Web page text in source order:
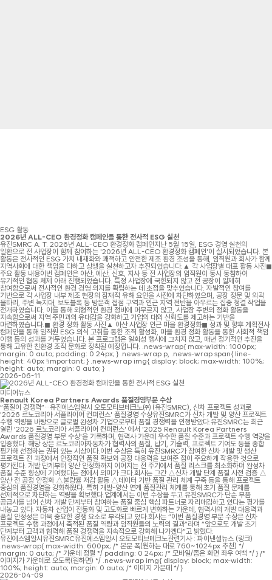
ESG 활동
2026년 ALL-CEO 환경정화 캠페인을 통한 전사적 ESG 실천
유진SMRC A. T. 2026년 ALL-CEO 환경정화 캠페인지난 5월 15일, ESG 경영 실천의
일환으로 전 사업장이 함께 참여하는 '2026년 ALL-CEO 환경정화 캠페인'이 실시되었습니다. 본
활동은 전사적인 ESG 가치 내재화와 쾌적하고 안전한 제조 환경 조성을 통해, 임직원과 회사가 함께
지역사회에 대한 책임을 다하고 상생을 실천하고자 추진되었습니다.▲ 각 사업장별 대표 활동 사진◼
주요 활동 내용이번 캠페인은 아산, 예산, 신호, 지사 등 전 사업장의 임직원이 동시 동참하여
유기적인 협동 체제 아래 진행되었습니다. 특정 사업장에 국한되지 않고 전 공장이 일제히
참여함으로써 전사적인 환경 경영 의지를 확립하는 데 초점을 맞추었습니다. 자발적인 참여를
기반으로 각 사업장 내부 제조 현장의 잠재적 유해 요인을 사전에 차단하였으며, 공장 정문 및 외곽
울타리, 주변 녹지대, 보도블록 등 방문객 접점 구역과 인근 지역 전반을 아우르는 집중 청결 작업을
전개하였습니다. 이를 통해 외형적인 환경 정비에 머무르지 않고, 사업장 주변의 정화 활동을
지속함으로써 지역 주민과의 유대감을 강화하고 기업의 대외 신뢰도를 제고하는 기반을
마련하였습니다.◼ 환경 정화 활동 사진▲ 아산 사업장 인근 마을 환경정화◼ 성과 및 향후 계획전사
캠페인을 통해 임직원 ESG 의식 고취를 통한 조직 활성화, 마을 환경 정화 활동을 통한 사회적 책임
이행 등의 성과를 거두었습니다. 본 프로그램은 일회성 행사에 그치지 않고, 매년 정기적인 추진을
통해 고유한 친환경 조직 문화로 정착될 예정입니다. .news-wrap{ max-width: 1000px;
margin: 0 auto; padding: 0 24px; } .news-wrap p, .news-wrap span{ line-
height: 40px !important; } .news-wrap img{ display: block; max-width: 100%;
height: auto; margin: 0 auto; }
2026-06-11
미디어뉴스
Renault Korea Partners Awards 품질경영부문 수상
“품질이 경쟁력”…유진에스엠알시 오토모티브테크노㈜ (유진SMRC), 신차 프로젝트 성과로
'2026 르노코리아 서플라이어 컨퍼런스' 품질경영 수상유진SMRC가 신차 개발 및 양산 프로젝트
수행 역량을 바탕으로 글로벌 완성차 기업으로부터 품질 경쟁력을 인정받았다.유진SMRC는 최근
열린 ‘2026 르노코리아 서플라이어 컨퍼런스' 에서 '2025 Renault Korea Partners
Awards 품질경영 부문 수상'을 기록하며, 협력사 가운데 우수한 품질 수준과 프로젝트 수행 역량을
입증했다. 해당 상은 르노코리아자동차가 협력사의 품질, 납기, 기술력, 프로젝트 기여도 등을 종합
평가해 선정하는 권위 있는 시상이다.이번 수상은 특히 유진SMRC가 참여한 신차 개발 및 생산
프로젝트 전 과정에서 안정적인 품질 확보와 공정 대응력을 보여준 점이 주요하게 작용한 것으로
평가된다. 개발 단계부터 양산 안정화까지 이어지는 전 주기에서 품질 리스크를 최소화하며 완성차
품질 수준 향상에 기여했다는 점에서 의미가 크다.회사는 그간 △신차 개발 단계 품질 사전 검증 △
양산 전 공정 안정화 △불량률 저감 활동 △데이터 기반 품질 관리 체계 구축 등을 통해 프로젝트
중심의 품질경영을 강화해왔다. 특히 개발-양산 연계 품질관리 체계를 통해 초기 품질 문제를
선제적으로 차단하는 역량을 확보했다.업계에서는 이번 수상을 두고 유진SMRC가 단순 부품
공급사를 넘어 신차 개발 단계부터 참여하는 품질 중심 핵심 파트너로 자리매김하고 있다는 평가를
내놓고 있다. 자동차 산업이 전동화 및 고도화로 빠르게 변화하는 가운데, 협력사의 개발 대응력과
품질 안정성은 더욱 중요한 경쟁 요소로 부각되고 있다.회사는 “이번 품질경영 부문 수상은 신차
프로젝트 수행 과정에서 축적된 품질 역량과 임직원들의 노력의 결과”라며 “앞으로도 개발 초기
단계부터 고객과 협력해 품질 경쟁력을 지속적으로 강화해 나가겠다”고 밝혔다.
유진에스엠알시유진SMRC유진에스엠알시 오토모티브테크노관련기사 : 파이낸셜뉴스 (링크)
.news-wrap{ max-width: 600px; /* 본문 폭(원하는 대로 760~1024px 추천) */
margin: 0 auto; /* 가운데 정렬 */ padding: 0 24px; /* 모바일/좁은 화면 좌우 여백 */ } /*
이미지가 가운데로 오도록(원하면) */ .news-wrap img{ display: block; max-width:
100%; height: auto; margin: 0 auto; /* 이미지 가운데 */ }
2026-04-09